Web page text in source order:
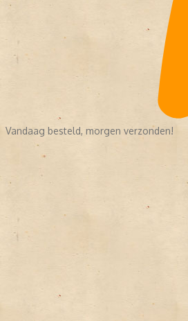
Vandaag besteld, morgen verzonden!